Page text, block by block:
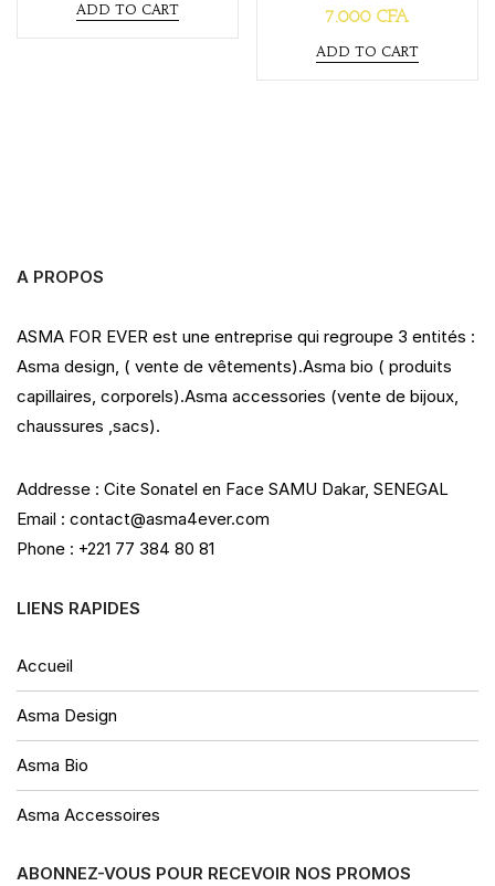
e
d
0
ADD TO CART
R
a
e
d
0
7.000CFA
ADD TO CART
A PROPOS
ASMA FOR EVER est une entreprise qui regroupe 3 entités :
Asma design, ( vente de vêtements).Asma bio ( produits
capillaires, corporels).Asma accessories (vente de bijoux,
chaussures ,sacs).
Addresse : Cite Sonatel en Face SAMU Dakar, SENEGAL
Email : contact@asma4ever.com
Phone : +221 77 384 80 81
LIENS RAPIDES
Accueil
Asma Design
Asma Bio
Asma Accessoires
ABONNEZ-VOUS POUR RECEVOIR NOS PROMOS